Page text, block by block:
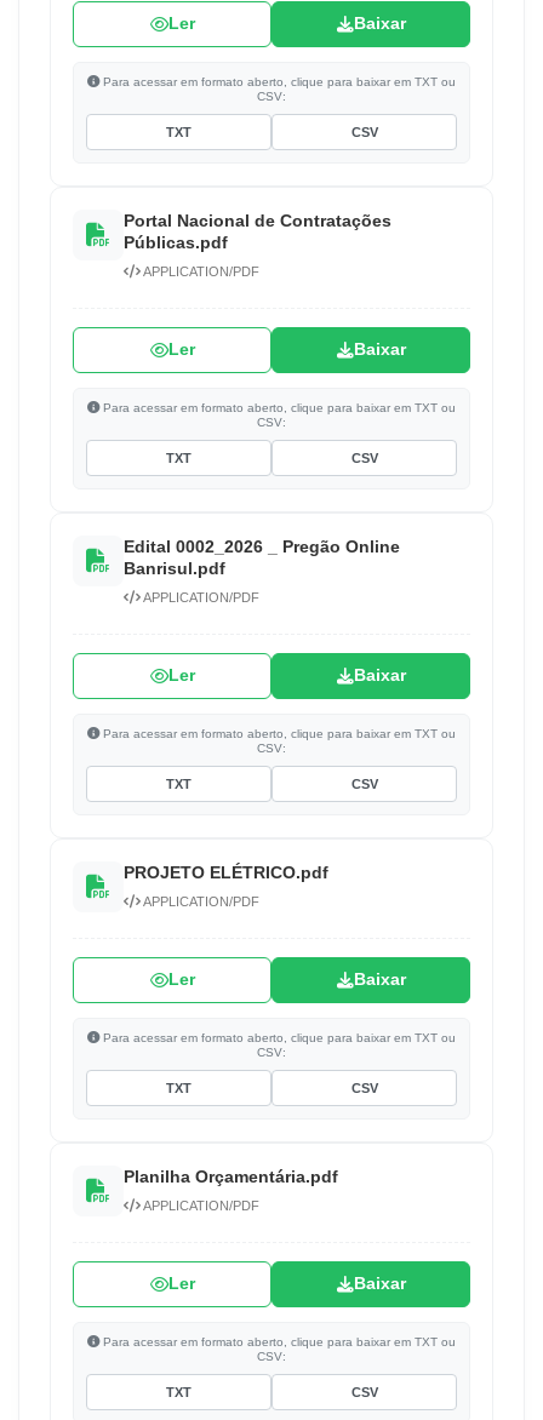
Ler Baixar
Para acessar em formato aberto, clique para baixar em TXT ou
CSV:
TXT CSV
Portal Nacional de Contratações
Públicas.pdf
APPLICATION/PDF
Ler Baixar
Para acessar em formato aberto, clique para baixar em TXT ou
CSV:
TXT CSV
Edital 0002_2026 _ Pregão Online
Banrisul.pdf
APPLICATION/PDF
Ler Baixar
Para acessar em formato aberto, clique para baixar em TXT ou
CSV:
TXT CSV
PROJETO ELÉTRICO.pdf
APPLICATION/PDF
Ler Baixar
Para acessar em formato aberto, clique para baixar em TXT ou
CSV:
TXT CSV
Planilha Orçamentária.pdf
APPLICATION/PDF
Ler Baixar
Para acessar em formato aberto, clique para baixar em TXT ou
CSV:
TXT CSV